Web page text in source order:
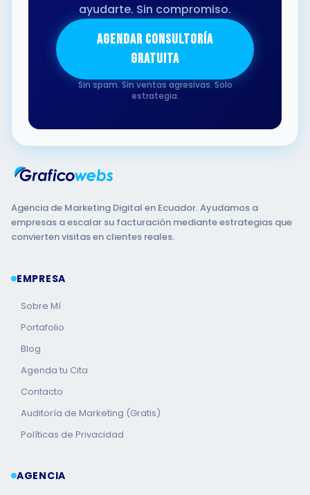
ayudarte. Sin compromiso.
AGENDAR CONSULTORÍA
GRATUITA
Sin spam. Sin ventas agresivas. Solo
estrategia.
Agencia de Marketing Digital en Ecuador. Ayudamos a
empresas a escalar su facturación mediante estrategias que
convierten visitas en clientes reales.
EMPRESA
Sobre Mí
Portafolio
Blog
Agenda tu Cita
Contacto
Auditoría de Marketing (Gratis)
Políticas de Privacidad
AGENCIA